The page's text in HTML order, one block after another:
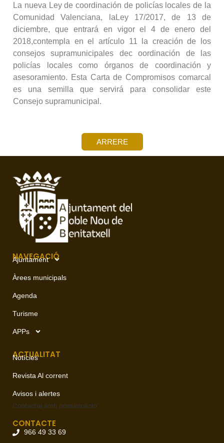
La nueva Ley de coordinación de policías locales de la
Comunidad Valenciana, laLey 17/2017, de 13 de
diciembre, que entrará en vigor el 4 de enero del
2018,contempla en el artículo 11 la creación de los
consejos supramunicipales dec oordinación de las
policías locales como órganos de coordinación y
asesoramiento. Esta Carta de Compromisos comarcal
es una semilla que servirá para consolidar este
Consejo supramunicipal.
ARRERE
NAVEGACIÓ
Ajuntament
Àrees municipals
Agenda
Turisme
APPs
ACTUALITAT
Notícies
Revista Al corrent
Avisos i alertes
Contactar amb comunicació
CONTACTE
966 49 33 69